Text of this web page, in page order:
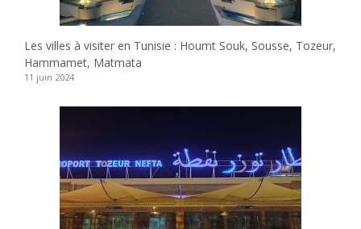
Les villes à visiter en Tunisie : Houmt Souk, Sousse, Tozeur,
Hammamet, Matmata
11 juin 2024